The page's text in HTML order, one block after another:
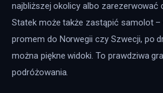
najbliższej okolicy albo zarezerwować
Statek może także zastąpić samolot –
promem do Norwegii czy Szwecji, po
można piękne widoki. To prawdziwa
podróżowania.